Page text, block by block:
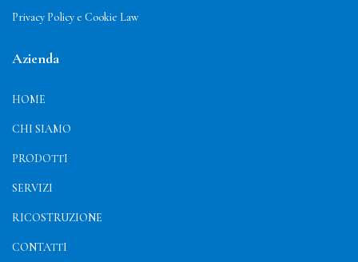
Privacy Policy e Cookie Law
Azienda
HOME
CHI SIAMO
PRODOTTI
SERVIZI
RICOSTRUZIONE
CONTATTI